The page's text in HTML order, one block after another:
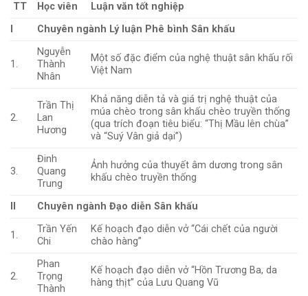
TT Học viên
Luận văn tốt nghiệp
Chuyên ngành Lý luận Phê bình Sân khấu
1.
Nguyễn
Thành
Nhân
Một số đặc điểm của nghệ thuật sân khấu rối
Việt Nam
2.
Trần Thị
Lan
Hương
Khả năng diễn tả và giá trị nghệ thuật của
múa chèo trong sân khấu chèo truyền thống
(qua trích đoạn tiêu biểu: “Thị Mầu lên chùa”
và “Suý Vân giả dại”)
3.
Đinh
Quang
Trung
Ảnh hưởng của thuyết âm dương trong sân
khấu chèo truyền thống
Chuyên ngành Đạo diễn Sân khấu
1.
Trần Yến
Chi
Kế hoạch đạo diễn vở “Cái chết của người
chào hàng”
2.
Phan
Trọng
Thành
Kế hoạch đạo diễn vở “Hồn Trương Ba, da
hàng thịt” của Lưu Quang Vũ